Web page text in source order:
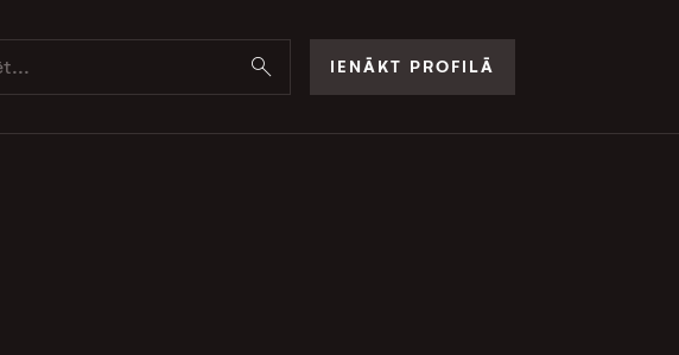
IENĀKT PROFILĀ